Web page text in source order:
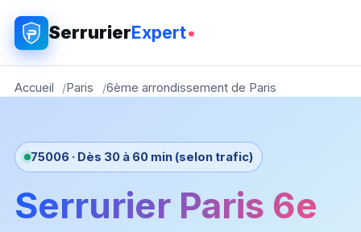
SerrurierExpert
Accueil Paris 6ème arrondissement de Paris
75006 · Dès 30 à 60 min (selon trafic)
Serrurier Paris 6e